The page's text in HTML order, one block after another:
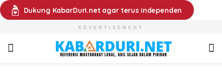
Dukung KabarDuri.net agar terus independen
ADVERTISEMENT